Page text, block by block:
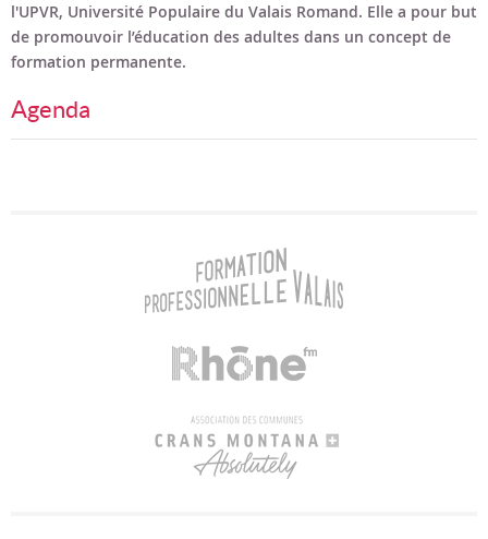
Programme en PDF
l'UPVR, Université Populaire du Valais Romand. Elle a pour but
de promouvoir l’éducation des adultes dans un concept de
formation permanente.
Agenda